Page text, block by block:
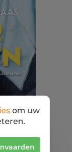
om uw